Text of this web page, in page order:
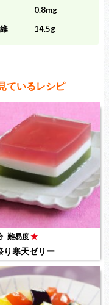
0.8mg
14.5g
ているレシピ
難易度★
り寒天ゼリー